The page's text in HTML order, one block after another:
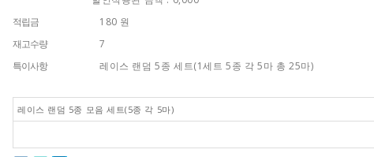
적립금
180 원
재고수량
7
특이사항
레이스 랜덤 5종 세트(1세트 5종 각 5마 총 25마)
레이스 랜덤 5종 모음 세트(5종 각 5마)